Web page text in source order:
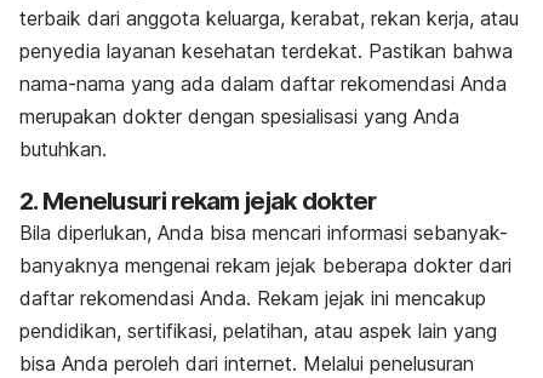
terbaik dari anggota keluarga, kerabat, rekan kerja, atau
penyedia layanan kesehatan terdekat. Pastikan bahwa
nama-nama yang ada dalam daftar rekomendasi Anda
merupakan dokter dengan spesialisasi yang Anda
butuhkan.
2. Menelusuri rekam jejak dokter
Bila diperlukan, Anda bisa mencari informasi sebanyak-
banyaknya mengenai rekam jejak beberapa dokter dari
daftar rekomendasi Anda. Rekam jejak ini mencakup
pendidikan, sertifikasi, pelatihan, atau aspek lain yang
bisa Anda peroleh dari internet. Melalui penelusuran